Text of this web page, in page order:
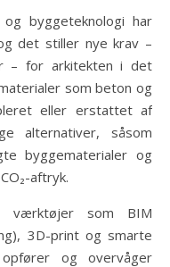
byggeteknologi har
det stiller nye krav –
– for arkitekten i det
som beton og
eller erstattet af
alternativer, såsom
byggematerialer og
aftryk.
værktøjer som BIM
3D-print og smarte
og overvåger